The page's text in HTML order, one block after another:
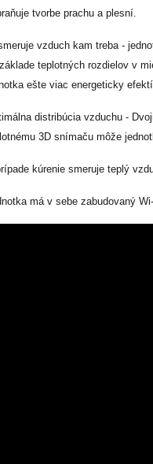
tvorbe prachu a plesní.
vzduch kam treba -
teplotných rozdielov v
ešte viac energeticky
distribúcia vzduchu -
3D snímaču môže
kúrenie smeruje teplý
má v sebe zabudovaný